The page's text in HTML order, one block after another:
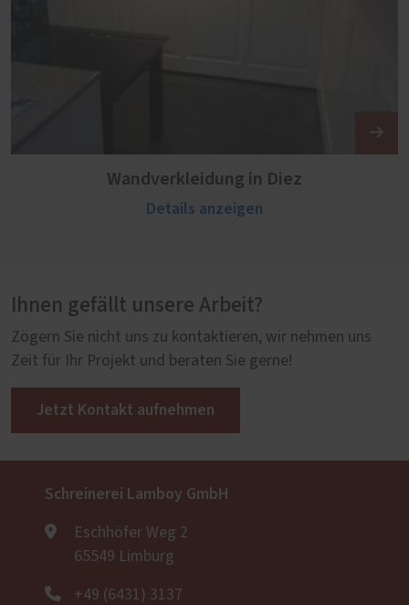
Wandverkleidung in Diez
Details anzeigen
Ihnen gefällt unsere Arbeit?
Zögern Sie nicht uns zu kontaktieren, wir nehmen uns
Zeit für Ihr Projekt und beraten Sie gerne!
Jetzt Kontakt aufnehmen
Schreinerei Lamboy GmbH
Eschhöfer Weg 2
65549 Limburg
+49 (6431) 3137